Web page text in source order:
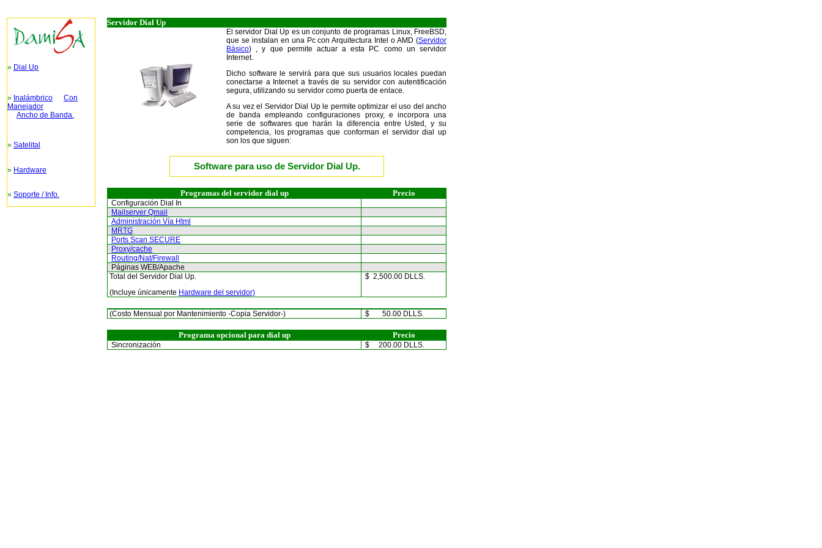
» Dial Up
» Inalámbrico
Con
Manejador
Ancho de Banda.
» Satelital
» Hardware
» Soporte / Info.
Servidor Dial Up
El servidor Dial Up es un conjunto de programas Linux, FreeBSD,
que se instalan en una Pc con Arquitectura Intel o AMD (Servidor
Básico) , y que permite actuar a esta PC como un servidor
Internet.
Dicho software le servirá para que sus usuarios locales puedan
conectarse a Internet a través de su servidor con autentificación
segura, utilizando su servidor como puerta de enlace.
A su vez el Servidor Dial Up le permite optimizar el uso del ancho
de banda empleando configuraciones proxy, e incorpora una
serie de softwares que harán la diferencia entre Usted, y su
competencia, los programas que conforman el servidor dial up
son los que siguen:
Software para uso de Servidor Dial Up.
Programas del servidor dial up Precio
Configuración Dial In
Mailserver Qmail
Administración Vía Html
MRTG
Ports Scan SECURE
Proxy/cache
Routing/Nat/Firewall
Páginas WEB/Apache
Total del Servidor Dial Up.
(Incluye únicamente Hardware del servidor)
$ 2,500.00 DLLS.
(Costo Mensual por Mantenimiento -Copia Servidor-) $ 50.00 DLLS.
Programa opcional para dial up Precio
Sincronización $ 200.00 DLLS.